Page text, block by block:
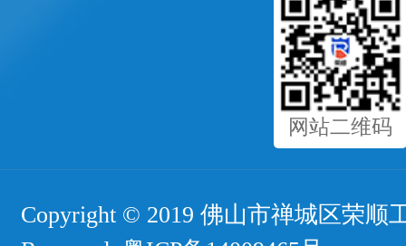
网站二维码
Copyright © 2019 佛山市禅城区荣顺